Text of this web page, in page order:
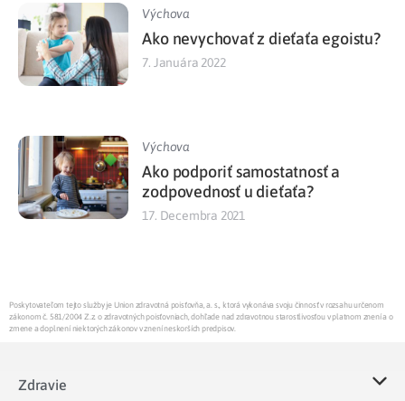
Výchova
Ako nevychovať z dieťaťa egoistu?
7. Januára 2022
Výchova
Ako podporiť samostatnosť a
zodpovednosť u dieťaťa?
17. Decembra 2021
Poskytovateľom tejto služby je Union zdravotná poisťovňa, a. s., ktorá vykonáva svoju činnosť v rozsahu určenom
zákonom č. 581/2004 Z.z. o zdravotných poisťovniach, dohľade nad zdravotnou starostlivosťou v platnom znení a o
zmene a doplnení niektorých zákonov v znení neskorších predpisov.
Zdravie